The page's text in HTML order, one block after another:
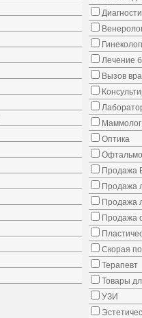
Лечение
Вызов
Маммолог
Оптика
Продажа
Продажа
Продажа
Продажа
Скорая
Терапевт
Товары
УЗИ